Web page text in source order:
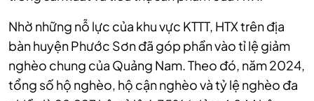
Nhờ những nỗ lực của khu vực KTTT, HTX trên địa
bàn huyện Phước Sơn đã góp phần vào tỉ lệ giảm
nghèo chung của Quảng Nam. Theo đó, năm 2024,
tổng số hộ nghèo, hộ cận nghèo và tỷ lệ nghèo đa